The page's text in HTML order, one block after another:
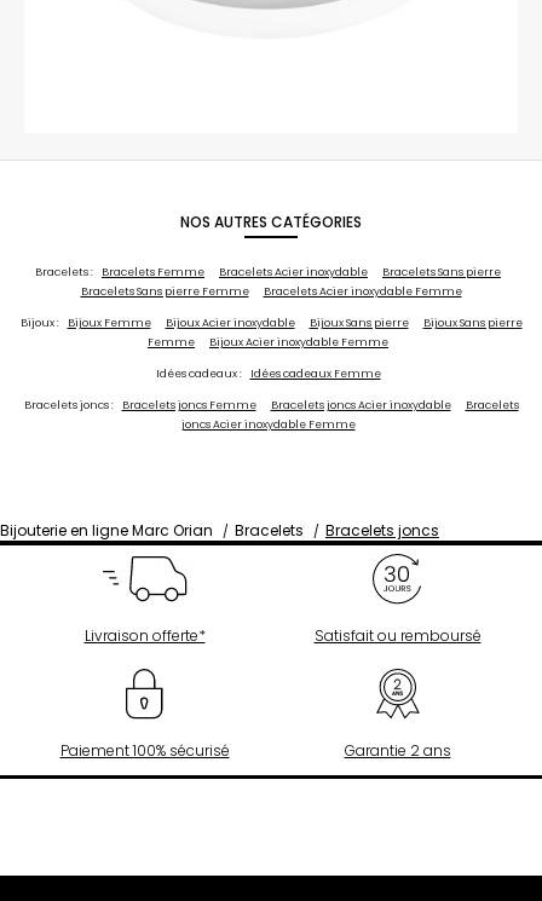
NOS AUTRES CATÉGORIES
Bracelets : Bracelets Femme Bracelets Acier inoxydable
Bracelets Sans pierre
Bracelets Sans pierre Femme
Bracelets Acier inoxydable Femme
Bijoux : Bijoux Femme Bijoux Acier inoxydable Bijoux Sans pierre
Bijoux Sans pierre
Femme
Bijoux Acier inoxydable Femme
Idées cadeaux : Idées cadeaux Femme
Bracelets joncs : Bracelets joncs Femme Bracelets joncs Acier inoxydable
Bracelets
joncs Acier inoxydable Femme
Bijouterie en ligne Marc Orian Bracelets Bracelets joncs
Livraison offerte* Satisfait ou remboursé
Paiement 100% sécurisé Garantie 2 ans